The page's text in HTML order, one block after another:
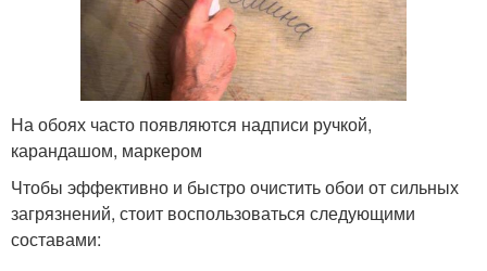
На обоях часто появляются надписи ручкой,
карандашом, маркером
Чтобы эффективно и быстро очистить обои от сильных
загрязнений, стоит воспользоваться следующими
составами: